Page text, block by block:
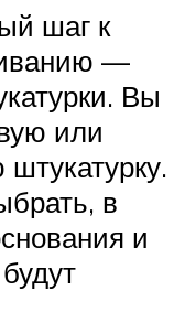
шаг к
—
Вы
или
в
и